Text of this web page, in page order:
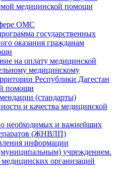
медицинской помощи
ОМС
государственных
оказания гражданам
на оплату медицинской
медицинскому
Республики Дагестан
помощи
(стандарты)
и качества медицинской
необходимых и важнейших
(ЖНВЛП)
информации
учреждением.
организаций